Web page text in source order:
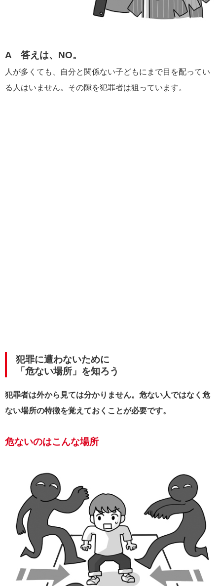
A 答えは、NO。
人が多くても、自分と関係ない子どもにまで目を配ってい
る人はいません。その隙を犯罪者は狙っています。
犯罪に遭わないために
「危ない場所」を知ろう
犯罪者は外から見ては分かりません。危ない人ではなく危
ない場所の特徴を覚えておくことが必要です。
危ないのはこんな場所